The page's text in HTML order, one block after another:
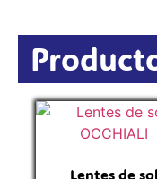
Lentes de sol